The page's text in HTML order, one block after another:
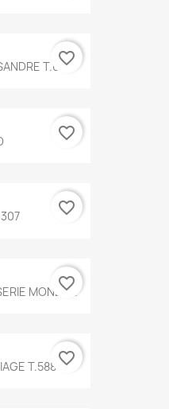
T.634
favorite_border
favorite_border
favorite_border
MONET...
favorite_border
T.588 favorite_border